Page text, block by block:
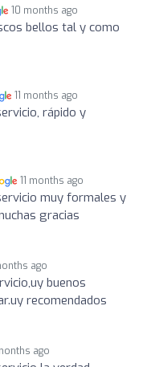
10 months ago
bellos tal y como
11 months ago
rápido y
11 months ago
muy formales y
gracias
ago
buenos
recomendados
ago